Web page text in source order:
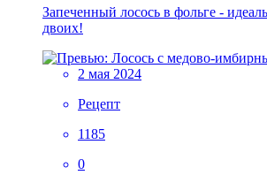
Запеченный лосось в фольге -
двоих!
2 мая 2024
Рецепт
1185
0